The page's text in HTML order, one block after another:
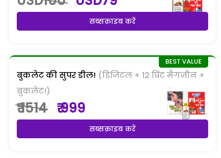
सब्सक्राइब करें
बुकलेट की सुपर डील! (डिजिटल + 12 प्रिंट मैगजीन +
बुकलेट!)
₹ 1514 ₹ 999
सब्सक्राइब करें